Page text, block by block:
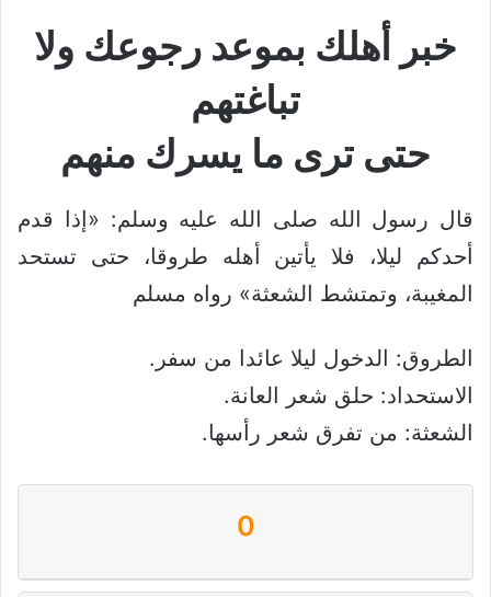
خبر أهلك بموعد رجوعك ولا
تباغتهم
حتى ترى ما يسرك منهم
قال رسول الله صلى الله عليه وسلم: «إذا قدم
أحدكم ليلا، فلا يأتين أهله طروقا، حتى تستحد
المغيبة، وتمتشط الشعثة» رواه مسلم
الطروق: الدخول ليلا عائدا من سفر.
الاستحداد: حلق شعر العانة.
الشعثة: من تفرق شعر رأسها.
0